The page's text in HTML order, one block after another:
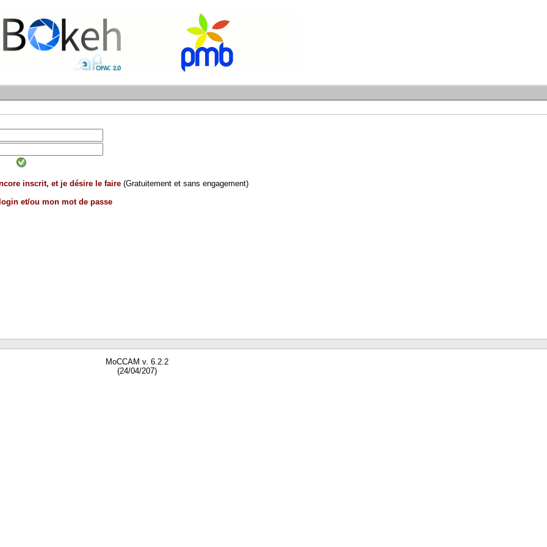
inscrit, et je désire le faire (Gratuitement et sans engagement)
et/ou mon mot de passe
MoCCAM v. 6.2.2
(24/04/207)